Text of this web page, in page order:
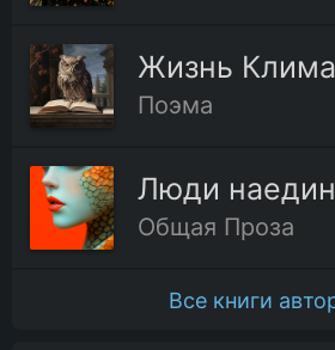
Жизнь
Поэма
Общая Проза
Все книги